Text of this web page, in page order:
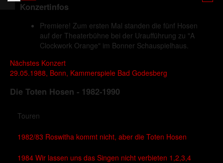
Konzertinfos
Premiere! Zum ersten Mal standen die fünf Hosen
auf der Theaterbühne bei der Uraufführung zu "A
Clockwork Orange" im Bonner Schauspielhaus.
Nächstes Konzert
29.05.1988, Bonn, Kammerspiele Bad Godesberg
Die Toten Hosen - 1982-1990
Touren
1982/83 Roswitha kommt nicht, aber die Toten Hosen
1984 Wir lassen uns das Singen nicht verbieten 1,2,3,4